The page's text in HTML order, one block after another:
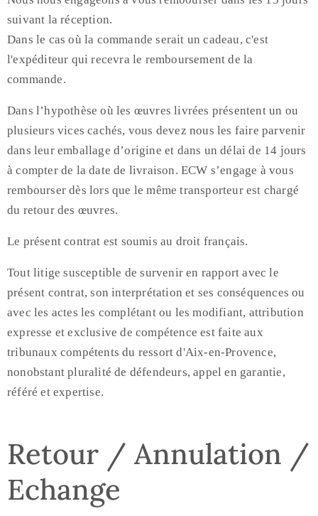
suivant la réception.
Dans le cas où la commande serait un cadeau, c'est
l'expéditeur qui recevra le remboursement de la
commande.
Dans l’hypothèse où les œuvres livrées présentent un ou
plusieurs vices cachés, vous devez nous les faire parvenir
dans leur emballage d’origine et dans un délai de 14 jours
à compter de la date de livraison. ECW s’engage à vous
rembourser dès lors que le même transporteur est chargé
du retour des œuvres.
Le présent contrat est soumis au droit français.
Tout litige susceptible de survenir en rapport avec le
présent contrat, son interprétation et ses conséquences ou
avec les actes les complétant ou les modifiant, attribution
expresse et exclusive de compétence est faite aux
tribunaux compétents du ressort d'Aix-en-Provence,
nonobstant pluralité de défendeurs, appel en garantie,
référé et expertise.
Retour / Annulation /
Echange